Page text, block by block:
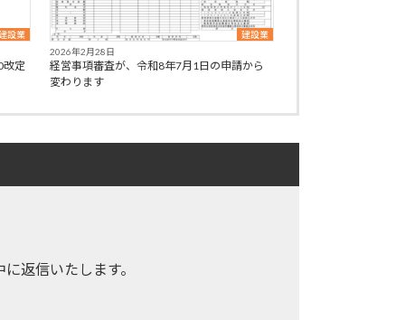
設業
改定
建設業
2026年2月28日
経営事項審査が、令和8年7月1日の申請から
変わります
返信いたします。